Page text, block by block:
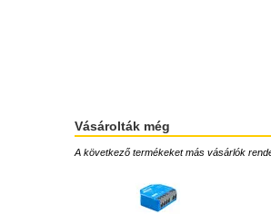
Vásárolták még
A következő termékeket más vásárlók